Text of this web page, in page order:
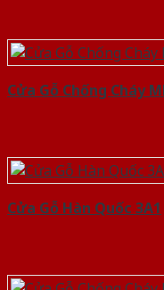
Cửa Gỗ Chống Cháy
Cửa Gỗ Hàn Quốc 3A1